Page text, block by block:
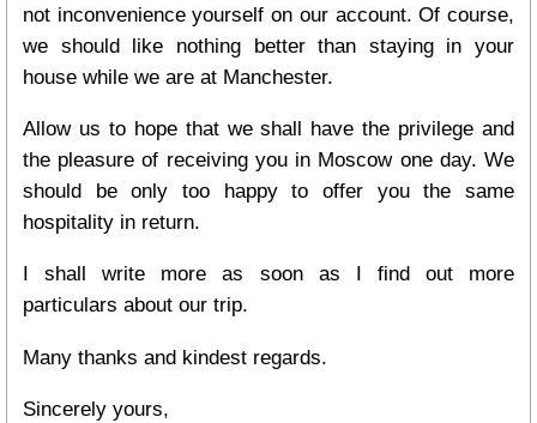
not inconvenience yourself on our account. Of course,
we should like nothing better than staying in your
house while we are at Manchester.
Allow us to hope that we shall have the privilege and
the pleasure of receiving you in Moscow one day. We
should be only too happy to offer you the same
hospitality in return.
I shall write more as soon as I find out more
particulars about our trip.
Many thanks and kindest regards.
Sincerely yours,